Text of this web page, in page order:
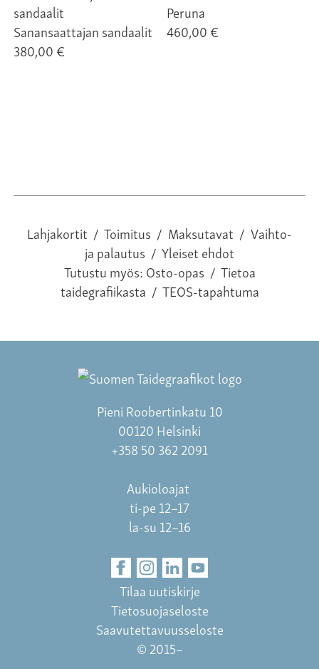
Sanansaattajan sandaalit
380,00 €
Peruna
460,00 €
Lahjakortit / Toimitus / Maksutavat / Vaihto-
ja palautus / Yleiset ehdot
Tutustu myös:Osto-opas / Tietoa
taidegrafiikasta / TEOS-tapahtuma
Pieni Roobertinkatu 10
00120 Helsinki
+358 50 362 2091
Aukioloajat
ti-pe 12–17
la-su 12–16
Tilaa uutiskirje
Tietosuojaseloste
Saavutettavuusseloste
© 2015–